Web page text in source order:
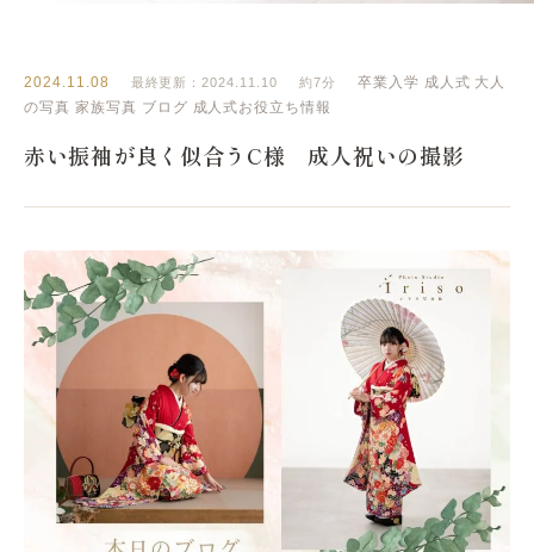
2024.11.08 最終更新：2024.11.10 約7分 卒業入学 成人式 大人
の写真 家族写真 ブログ 成人式お役立ち情報
赤い振袖が良く似合うC様 成人祝いの撮影